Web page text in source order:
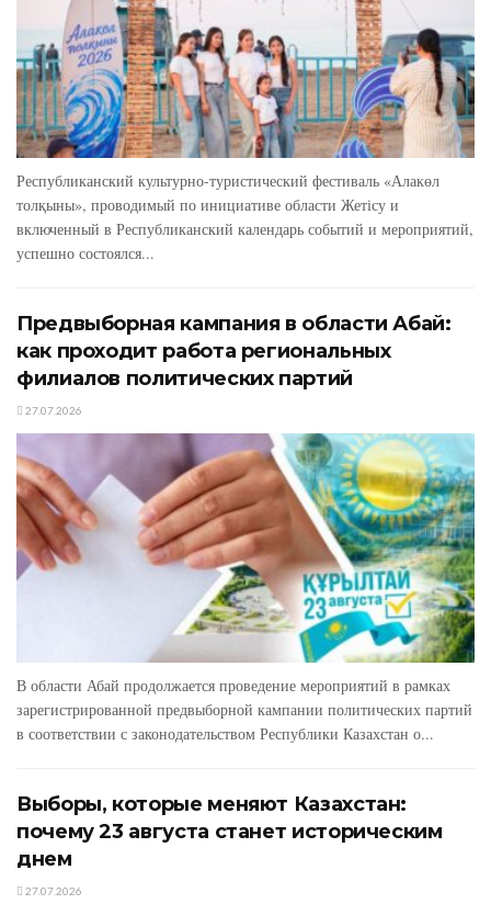
Республиканский культурно-туристический фестиваль «Алакөл
толқыны», проводимый по инициативе области Жетісу и
включенный в Республиканский календарь событий и мероприятий,
успешно состоялся...
Предвыборная кампания в области Абай:
как проходит работа региональных
филиалов политических партий
27.07.2026
В области Абай продолжается проведение мероприятий в рамках
зарегистрированной предвыборной кампании политических партий
в соответствии с законодательством Республики Казахстан о...
Выборы, которые меняют Казахстан:
почему 23 августа станет историческим
днем
27.07.2026